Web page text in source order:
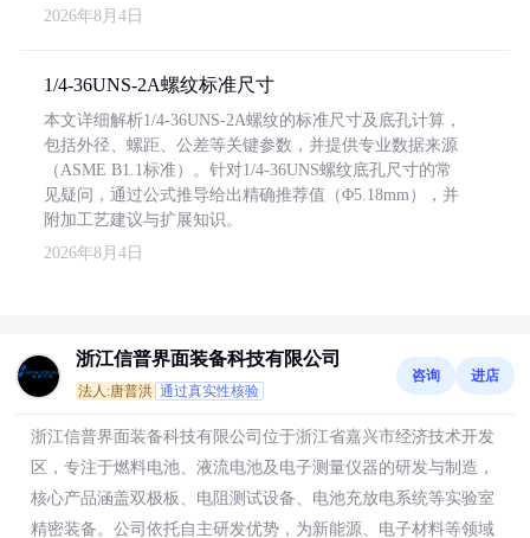
2026年8月4日
1/4-36UNS-2A螺纹标准尺寸
本文详细解析1/4-36UNS-2A螺纹的标准尺寸及底孔计算，
包括外径、螺距、公差等关键参数，并提供专业数据来源
（ASME B1.1标准）。针对1/4-36UNS螺纹底孔尺寸的常
见疑问，通过公式推导给出精确推荐值（Φ5.18mm），并
附加工艺建议与扩展知识。
2026年8月4日
浙江信普界面装备科技有限公司
法人:唐普洪 通过真实性核验
咨询 进店
浙江信普界面装备科技有限公司位于浙江省嘉兴市经济技术开发
区，专注于燃料电池、液流电池及电子测量仪器的研发与制造，
核心产品涵盖双极板、电阻测试设备、电池充放电系统等实验室
精密装备。公司依托自主研发优势，为新能源、电子材料等领域